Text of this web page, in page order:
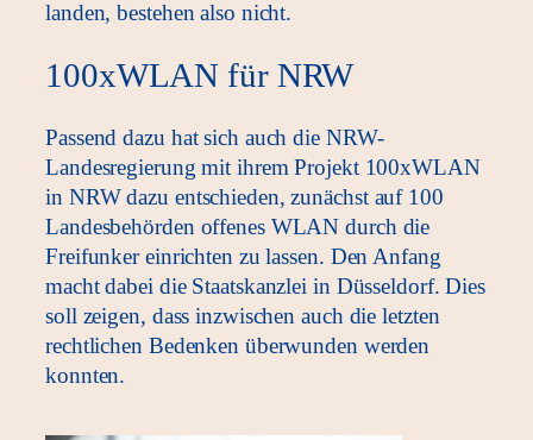
landen, bestehen also nicht.
100xWLAN für NRW
Passend dazu hat sich auch die NRW-
Landesregierung mit ihrem Projekt 100xWLAN
in NRW dazu entschieden, zunächst auf 100
Landesbehörden offenes WLAN durch die
Freifunker einrichten zu lassen. Den Anfang
macht dabei die Staatskanzlei in Düsseldorf. Dies
soll zeigen, dass inzwischen auch die letzten
rechtlichen Bedenken überwunden werden
konnten.